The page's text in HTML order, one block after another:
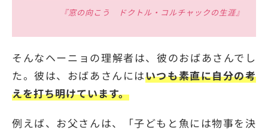
『窓の向こう ドクトル・コルチャックの生涯』
そんなヘーニョの理解者は、彼のおばあさんでし
た。彼は、おばあさんにはいつも素直に自分の考
えを打ち明けています。
例えば、お父さんは、「子どもと魚には物事を決